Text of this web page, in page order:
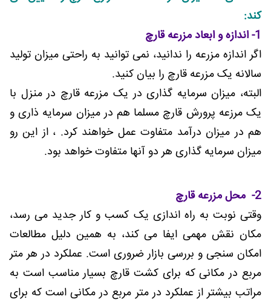
کند:
1- اندازه و ابعاد مزرعه قارچ
اگر اندازه مزرعه را ندانید، نمی توانید به راحتی میزان تولید
سالانه یک مزرعه قارچ را بیان کنید.
البته، میزان سرمایه گذاری در یک مزرعه قارچ در منزل با
یک مرزعه پرورش قارچ مسلما هم در میزان سرمایه ذاری و
هم در میزان درآمد متفاوت عمل خواهند کرد. ، از این رو
میزان سرمایه گذاری هر دو آنها متفاوت خواهد بود.
2- محل مزرعه قارچ
وقتی نوبت به راه اندازی یک کسب و کار جدید می رسد،
مکان نقش مهمی ایفا می کند، به همین دلیل مطالعات
امکان سنجی و بررسی بازار ضروری است. عملکرد در هر متر
مربع در مکانی که برای کشت قارچ بسیار مناسب است به
مراتب بیشتر از عملکرد در متر مربع در مکانی است که برای